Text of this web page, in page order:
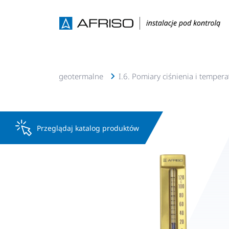
c.w.u, solarne, geotermalne I.6. Pomiary ciśnienia i
Przeglądaj katalog produktów